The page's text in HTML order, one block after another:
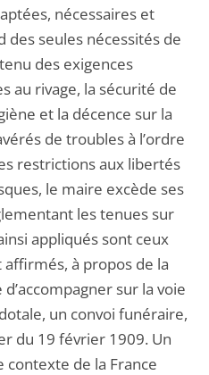
nécessaires et
seules nécessités de
des exigences
au rivage, la sécurité de
et la décence sur la
de troubles à l’ordre
restrictions aux libertés
le maire excède ses
les tenues sur
appliqués sont ceux
affirmés, à propos de la
sur la voie
un convoi funéraire,
du 19 février 1909. Un
contexte de la France